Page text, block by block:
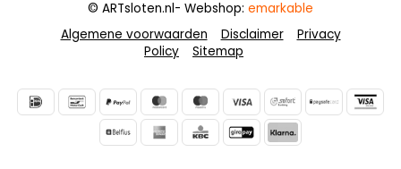
Algemene voorwaarden Disclaimer
Privacy
Policy
Sitemap
© ARTsloten.nl- Webshop: emarkable